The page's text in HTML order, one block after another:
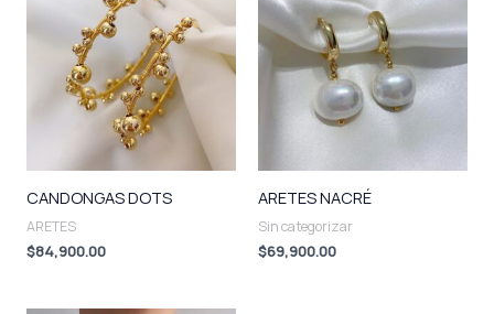
CANDONGAS DOTS
ARETES
$84,900.00
ARETES NACRÉ
Sin categorizar
$69,900.00